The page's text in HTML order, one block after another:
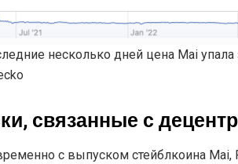
несколько дней цена Mai
связанные с
с выпуском стейблкоина Mai,